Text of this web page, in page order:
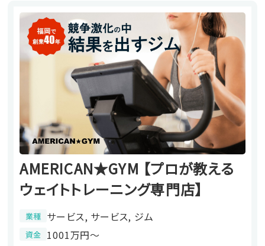
AMERICAN★GYM 【プロが教える
ウェイトトレーニング専門店】
業種 サービス, サービス, ジム
資金 1001万円〜